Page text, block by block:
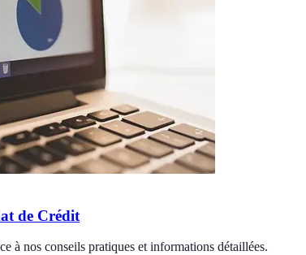
de Crédit
à nos conseils pratiques et informations détaillées.